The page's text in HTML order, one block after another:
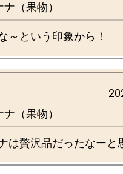
（果物）
（果物）